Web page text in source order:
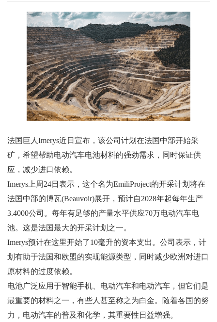
法国巨人Imerys近日宣布，该公司计划在法国中部开始采
矿，希望帮助电动汽车电池材料的强劲需求，同时保证供
应，减少进口依赖。
Imerys上周24日表示，这个名为EmiliProject的开采计划将在
法国中部的博瓦(Beauvoir)展开，预计自2028年起每年生产
3.4000公司。每年有足够的产量水平供应70万电动汽车电
池。这是法国最大的开采计划之一。
Imerys预计在这里开始了10毫升的资本支出。公司表示，计
划有助于法国和欧盟的实现能源类型，同时减少欧洲对进口
原材料的过度依赖。
电池广泛应用于智能手机、电动汽车和电动汽车，但它们是
最重要的材料之一，有些人甚至称之为白金。随着各国的努
力，电动汽车的普及和化学，其重要性日益增强。